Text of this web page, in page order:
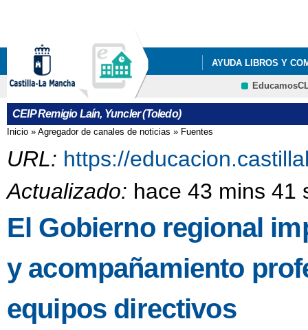
AYUDA LIBROS Y
LISTADOS DE
LISTADOS DE
CEIP Remigio Laín, Yuncler (Toledo)
Se encuentra usted aquí
Inicio » Agregador de canales de noticias » Fuentes
URL: https://
Actualizado: hace 43 mins 41
El Gobierno regional
y acompañamiento
equipos directivos